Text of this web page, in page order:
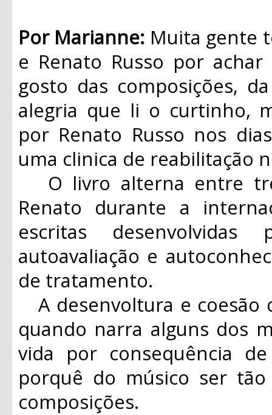
Por Marianne: Muita gente
e Renato Russo por achar
gosto das composições,
alegria que li o curtinho,
por Renato Russo nos
uma clinica de reabilitação
O livro alterna entre
Renato durante a
escritas
autoavaliação e
de tratamento.
A desenvoltura e coesão
quando narra alguns dos
vida por consequência
porquê do músico ser
composições.